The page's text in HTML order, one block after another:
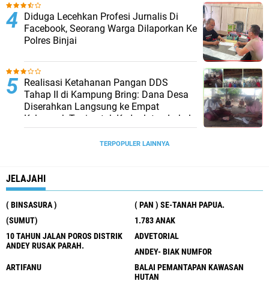
Diduga Lecehkan Profesi Jurnalis Di
Facebook, Seorang Warga Dilaporkan Ke
Polres Binjai
Realisasi Ketahanan Pangan DDS
Tahap II di Kampung Bring: Dana Desa
Diserahkan Langsung ke Empat
Kelompok Tani untuk Kedaulatan Lokal
TERPOPULER LAINNYA
JELAJAHI
( BINSASURA )
( PAN ) SE-TANAH PAPUA.
(SUMUT)
1.783 ANAK
10 TAHUN JALAN POROS DISTRIK
ANDEY RUSAK PARAH.
ADVETORIAL
ANDEY- BIAK NUMFOR
ARTIFANU
BALAI PEMANTAPAN KAWASAN
HUTAN